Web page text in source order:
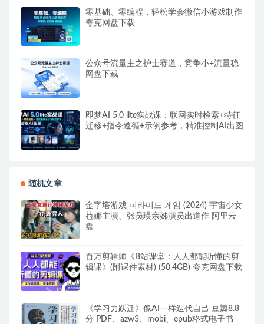
零基础、零编程，轻松学会微信小游戏制作
夸克网盘下载
公众号流量主之护士赛道，竞争小+流量稳
网盘下载
即梦AI 5.0 lite实战课：联网实时检索+特征
迁移+指令遵循+示例参考，精准控制AI出图
随机文章
金字塔游戏 피라미드 게임 (2024) 宇宙少女
苞娜主演、张员瑛亲姊演员出道作 阿里云
盘
百万剪辑师《B站课堂：人人都能听懂的剪
辑课》(附课件素材) (50.4GB) 夸克网盘下载
《学习力跃迁》像AI一样迭代自己 豆瓣8.8
分 PDF、azw3、mobi、epub格式电子书